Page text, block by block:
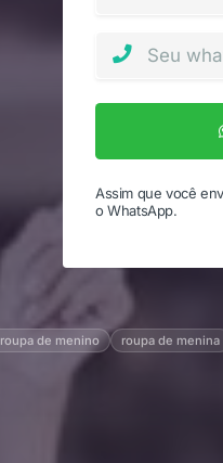
Assim que você
o WhatsApp.
roupa de menino roupa de menina